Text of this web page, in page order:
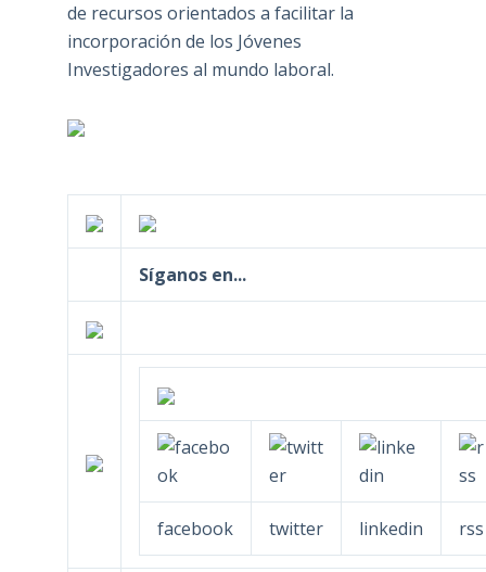
de recursos orientados a facilitar la
incorporación de los Jóvenes
Investigadores al mundo laboral.
Síganos en...
facebook twitter linkedin rss